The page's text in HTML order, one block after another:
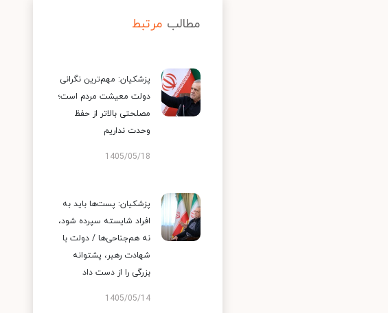
مطالب مرتبط
پزشکیان: مهم‌ترین نگرانی
دولت معیشت مردم است؛
مصلحتی بالاتر از حفظ
وحدت نداریم
1405/05/18
پزشکیان: پست‌ها باید به
افراد شایسته سپرده شود،
نه هم‌جناحی‌ها / دولت با
شهادت رهبر، پشتوانه
بزرگی را از دست داد
1405/05/14